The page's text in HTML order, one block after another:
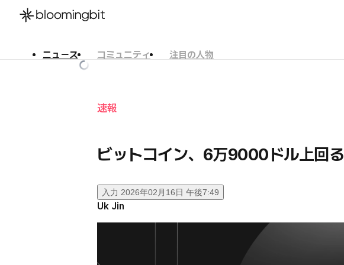
ニュース コミュニティ
注目の人物
速報
ビットコイン、6万9000ドル上回る
入力 2026年02月16日 午後7:49
Uk Jin